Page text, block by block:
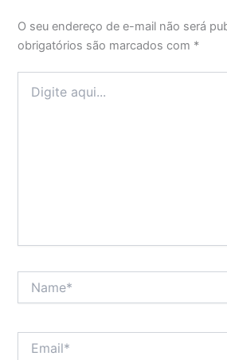
O seu endereço de e-mail não será
obrigatórios são marcados com *
aqui...